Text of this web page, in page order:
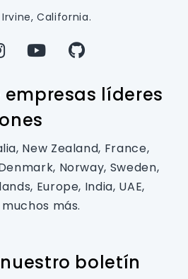
California.
empresas líderes
New Zealand, France,
Norway, Sweden,
Europe, India, UAE,
más.
boletín